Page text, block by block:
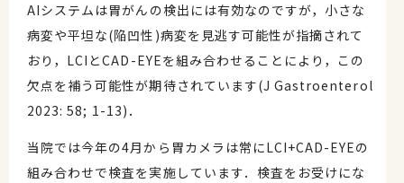
AIシステムは胃がんの検出には有効なのですが，小さな
病変や平坦な(陥凹性)病変を見逃す可能性が指摘されて
おり，LCIとCAD-EYEを組み合わせることにより，この
欠点を補う可能性が期待されています(J Gastroenterol
2023: 58; 1-13)．
当院では今年の4月から胃カメラは常にLCI+CAD-EYEの
組み合わせで検査を実施しています．検査をお受けにな